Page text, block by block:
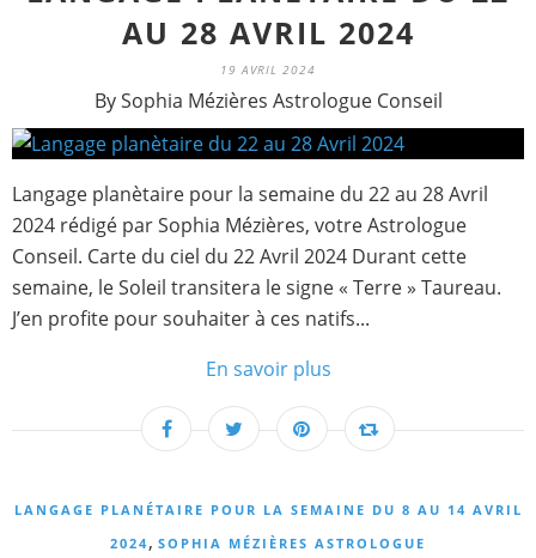
AU 28 AVRIL 2024
19 AVRIL 2024
By Sophia Mézières Astrologue Conseil
Langage planètaire pour la semaine du 22 au 28 Avril
2024 rédigé par Sophia Mézières, votre Astrologue
Conseil. Carte du ciel du 22 Avril 2024 Durant cette
semaine, le Soleil transitera le signe « Terre » Taureau.
J’en profite pour souhaiter à ces natifs...
En savoir plus
LANGAGE PLANÉTAIRE POUR LA SEMAINE DU 8 AU 14 AVRIL
2024 , SOPHIA MÉZIÈRES ASTROLOGUE